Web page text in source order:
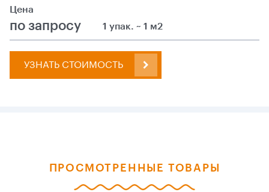
Цена
по запросу 1 упак. ~ 1 м2
УЗНАТЬ СТОИМОСТЬ
ПРОСМОТРЕННЫЕ ТОВАРЫ